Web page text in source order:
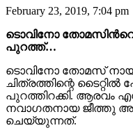
February 23, 2019, 7:04 pm
ടൊവിനോ തോമസിന്‍റെ
പുറത്ത്…
ടൊവിനോ തോമസ്
ചിത്രത്തിന്റെ
പുറത്തിറക്കി. ആരവം എന്ന്
നവാഗതനായ ജീത്തു
ചെയ്യുന്നത്.